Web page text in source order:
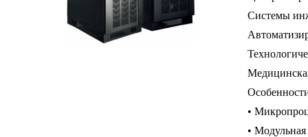
Системы
•
• Модульная